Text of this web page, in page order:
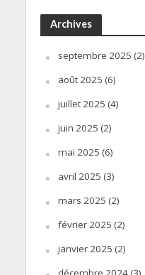
Archives
septembre 2025 (2)
août 2025 (6)
juillet 2025 (4)
juin 2025 (2)
mai 2025 (6)
avril 2025 (3)
mars 2025 (2)
février 2025 (2)
janvier 2025 (2)